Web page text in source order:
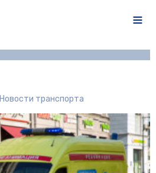
Новости транспорта